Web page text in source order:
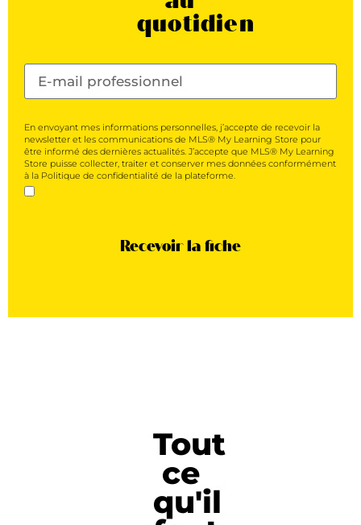
quotidien
En envoyant mes informations personnelles, j’accepte de recevoir la
newsletter et les communications de MLS® My Learning Store pour
être informé des dernières actualités. J’accepte que MLS® My Learning
Store puisse collecter, traiter et conserver mes données conformément
à la Politique de confidentialité de la plateforme.
Recevoir la fiche
Tout
ce
qu'il